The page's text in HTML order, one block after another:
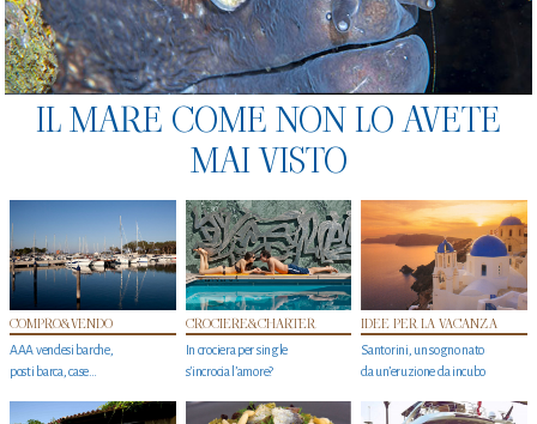
IL MARE COME NON LO AVETE
MAI VISTO
COMPRO&VENDO
AAA vendesi barche,
posti barca, case…
CROCIERE&CHARTER
In crociera per single
s'incrocia l’amore?
IDEE PER LA VACANZA
Santorini, un sogno nato
da un’eruzione da incubo